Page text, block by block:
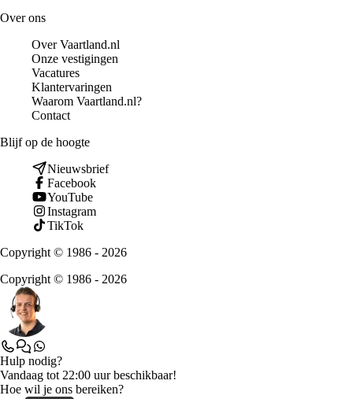
Over ons
Over Vaartland.nl
Onze vestigingen
Vacatures
Klantervaringen
Waarom Vaartland.nl?
Contact
Blijf op de hoogte
Nieuwsbrief
Facebook
YouTube
Instagram
TikTok
Copyright © 1986 - 2026
Copyright © 1986 - 2026
Hulp nodig?
Vandaag tot 22:00 uur beschikbaar!
Hoe wil je ons bereiken?